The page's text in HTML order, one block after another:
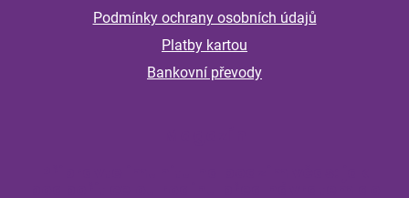
Podmínky ochrany osobních údajů
Platby kartou
Bankovní převody